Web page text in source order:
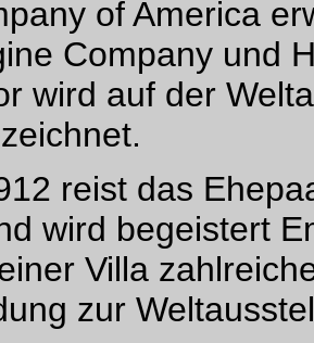
of America
Company und
wird auf der
reist das
wird begeistert
Villa
zur